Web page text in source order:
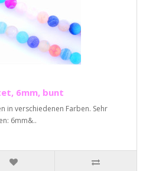
6mm, bunt
in verschiedenen Farben. Sehr
6mm&..